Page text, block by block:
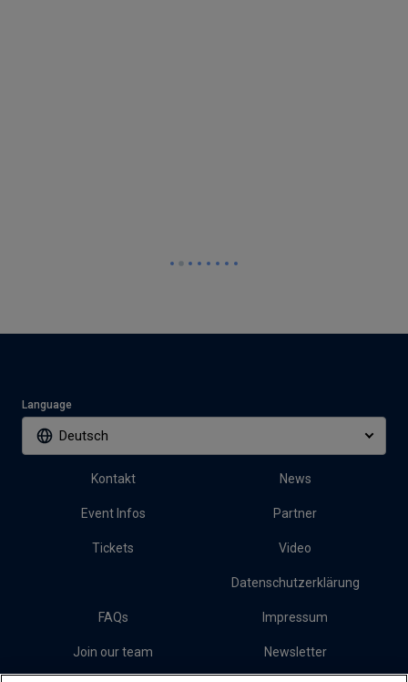
Language
Deutsch
Kontakt News
Event Infos Partner
Tickets Video
Datenschutzerklärung
FAQs Impressum
Join our team Newsletter